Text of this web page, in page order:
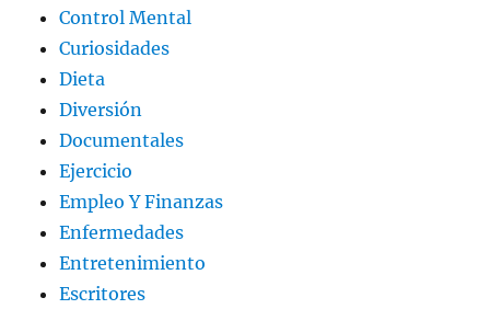
Control Mental
Curiosidades
Dieta
Diversión
Documentales
Ejercicio
Empleo Y Finanzas
Enfermedades
Entretenimiento
Escritores